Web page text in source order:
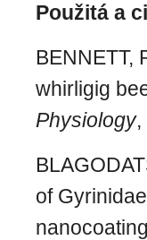
Použitá a
BENNETT,
whirligig
Physiology,
of